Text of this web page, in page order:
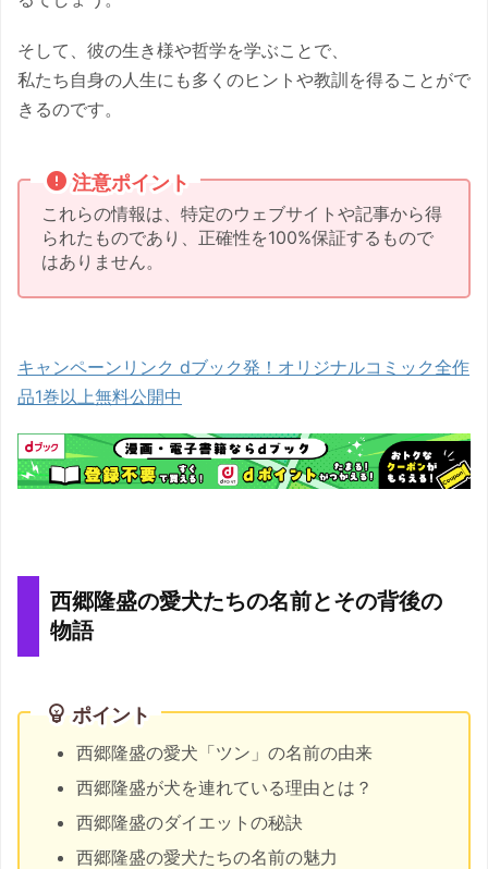
そして、彼の生き様や哲学を学ぶことで、
私たち自身の人生にも多くのヒントや教訓を得ることがで
きるのです。
注意ポイント
これらの情報は、特定のウェブサイトや記事から得
られたものであり、正確性を100%保証するもので
はありません。
キャンペーンリンク dブック発！オリジナルコミック全作
品1巻以上無料公開中
西郷隆盛の愛犬たちの名前とその背後の
物語
ポイント
西郷隆盛の愛犬「ツン」の名前の由来
西郷隆盛が犬を連れている理由とは？
西郷隆盛のダイエットの秘訣
西郷隆盛の愛犬たちの名前の魅力